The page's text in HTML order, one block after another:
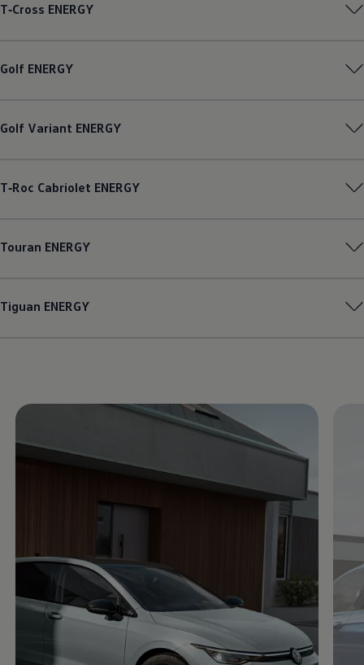
T‑Cross ENERGY
Golf ENERGY
Golf Variant ENERGY
T‑Roc Cabriolet ENERGY
Touran ENERGY
Tiguan ENERGY